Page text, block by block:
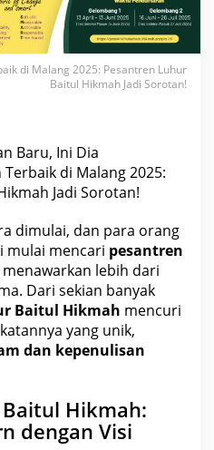
di Malang 2025: Pesantren Luhur
Baitul Hikmah Jadi Sorotan!
Baru, Ini Dia
di Malang 2025:
Jadi Sorotan!
dimulai, dan para orang
mulai mencari pesantren
menawarkan lebih dari
Dari sekian banyak
Baitul Hikmah mencuri
yang unik,
dan kepenulisan
Hikmah:
dengan Visi